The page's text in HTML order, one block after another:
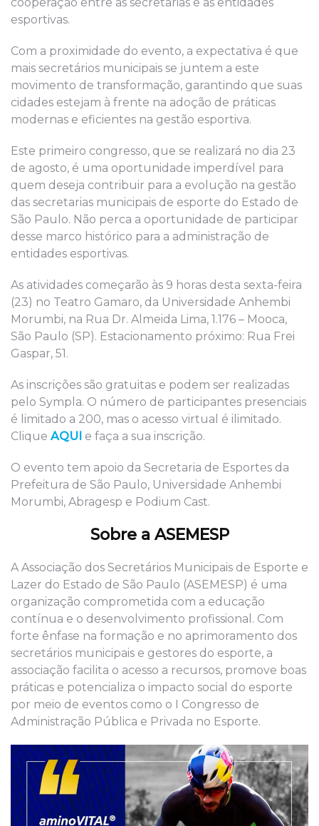
esportivas.
Com a proximidade do evento, a expectativa é que
mais secretários municipais se juntem a este
movimento de transformação, garantindo que suas
cidades estejam à frente na adoção de práticas
modernas e eficientes na gestão esportiva.
Este primeiro congresso, que se realizará no dia 23
de agosto, é uma oportunidade imperdível para
quem deseja contribuir para a evolução na gestão
das secretarias municipais de esporte do Estado de
São Paulo. Não perca a oportunidade de participar
desse marco histórico para a administração de
entidades esportivas.
As atividades começarão às 9 horas d esta sexta-feira
(23) no Teatro Gamaro, da Universidade Anhembi
Morumbi, na Rua Dr. Almeida Lima, 1.176 – Mooca,
São Paulo (SP). Estacionamento próximo: Rua Frei
Gaspar, 51.
As inscrições são gratuitas e podem ser realizadas
pelo Sympla. O número de participantes presenciais
é limitado a 200, mas o acesso virtual é ilimitado.
Clique AQUI e faça a sua inscrição.
O evento tem apoio da Secretaria de Esportes da
Prefeitura de São Paulo, Universidade Anhembi
Morumbi, Abragesp e Podium Cast.
Sobre a ASEMESP
AAssociação dos Secretários Municipais de Esporte e
Lazer do Estado de São Paulo (ASEMESP) é uma
organização comprometida com a educação
contínua e o desenvolvimento profissional. Com
forte ênfase na formação e no aprimoramento dos
secretários municipais e gestores do esporte, a
associação facilita o acesso a recursos, promove boas
práticas e potencializa o impacto social do esporte
por meio de eventos como o I Congresso de
Administração Pública e Privada no Esporte.